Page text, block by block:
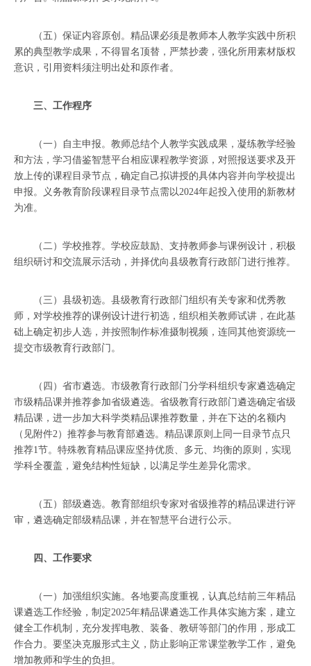
（五）保证内容原创。精品课必须是教师本人教学实践中所积
累的典型教学成果，不得冒名顶替，严禁抄袭，强化所用素材版权
意识，引用资料须注明出处和原作者。
三、工作程序
（一）自主申报。教师总结个人教学实践成果，凝练教学经验
和方法，学习借鉴智慧平台相应课程教学资源，对照报送要求及开
放上传的课程目录节点，确定自己拟讲授的具体内容并向学校提出
申报。义务教育阶段课程目录节点需以2024年起投入使用的新教材
为准。
（二）学校推荐。学校应鼓励、支持教师参与课例设计，积极
组织研讨和交流展示活动，并择优向县级教育行政部门进行推荐。
（三）县级初选。县级教育行政部门组织有关专家和优秀教
师，对学校推荐的课例设计进行初选，组织相关教师试讲，在此基
础上确定初步人选，并按照制作标准摄制视频，连同其他资源统一
提交市级教育行政部门。
（四）省市遴选。市级教育行政部门分学科组织专家遴选确定
市级精品课并推荐参加省级遴选。省级教育行政部门遴选确定省级
精品课，进一步加大科学类精品课推荐数量，并在下达的名额内
（见附件2）推荐参与教育部遴选。精品课原则上同一目录节点只
推荐1节。特殊教育精品课应坚持优质、多元、均衡的原则，实现
学科全覆盖，避免结构性短缺，以满足学生差异化需求。
（五）部级遴选。教育部组织专家对省级推荐的精品课进行评
审，遴选确定部级精品课，并在智慧平台进行公示。
四、工作要求
（一）加强组织实施。各地要高度重视，认真总结前三年精品
课遴选工作经验，制定2025年精品课遴选工作具体实施方案，建立
健全工作机制，充分发挥电教、装备、教研等部门的作用，形成工
作合力。要坚决克服形式主义，防止影响正常课堂教学工作，避免
增加教师和学生的负担。